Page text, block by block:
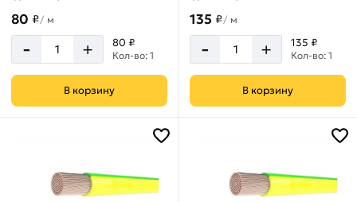
80 ₽/ м
- + 80 ₽
Кол-во: 1
В корзину
135 ₽/ м
- + 135 ₽
Кол-во: 1
В корзину